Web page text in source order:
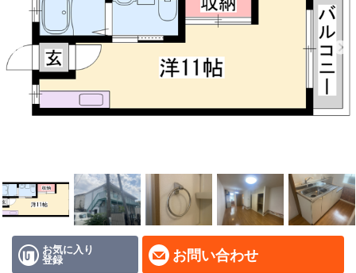
初期費用リーズナブル物件
都市ガス物件
路線·駅から探す
地図から探す
スタッフ
店舗情報·アクセス
お気に入り
登録 お問い合わせ